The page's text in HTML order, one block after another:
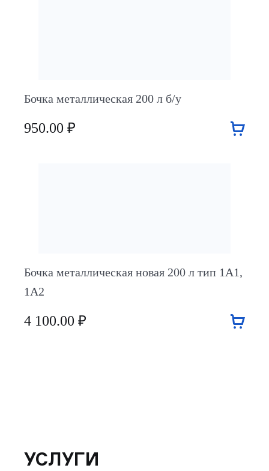
Бочка металлическая 200 л б/у
950.00 ₽
Бочка металлическая новая 200 л тип 1А1,
1А2
4 100.00 ₽
УСЛУГИ